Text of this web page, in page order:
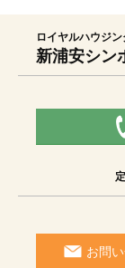
ロイヤルハウジ
新浦安シン
お問